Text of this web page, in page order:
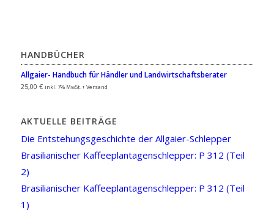
HANDBÜCHER
Allgaier- Handbuch für Händler und Landwirtschaftsberater
25,00 € inkl. 7% MwSt. + Versand
AKTUELLE BEITRÄGE
Die Entstehungsgeschichte der Allgaier-Schlepper
Brasilianischer Kaffeeplantagenschlepper: P 312 (Teil
2)
Brasilianischer Kaffeeplantagenschlepper: P 312 (Teil
1)